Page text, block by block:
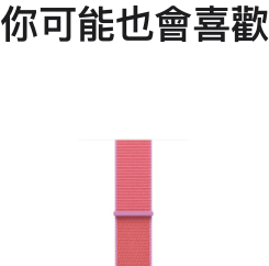
你可能也會喜歡